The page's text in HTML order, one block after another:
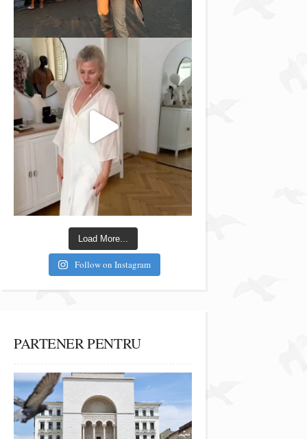
Load More...
Follow on Instagram
PARTENER PENTRU